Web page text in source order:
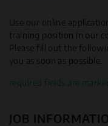
Use our online
training position in our
Please fill out the
you as soon as possible.
required fields are
JOB